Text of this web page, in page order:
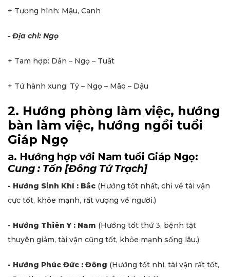
+ Tương hình: Mậu, Canh
- Địa chi: Ngọ
+ Tam hợp: Dần – Ngọ – Tuất
+ Tứ hành xung: Tý – Ngọ – Mão – Dậu
2. Hướng phòng làm việc, hướng
bàn làm việc, hướng ngồi tuổi
Giáp Ngọ
a. Hướng hợp với Nam tuổi Giáp Ngọ:
Cung : Tốn [Đông Tứ Trạch]
- Hướng Sinh Khí : Bắc (Hướng tốt nhất, chỉ về tài vận
cực tốt, khỏe mạnh, rất vượng về người.)
- Hướng Thiên Y : Nam (Hướng tốt thứ 3, bệnh tật
thuyên giảm, tài vận cũng tốt, khỏe mạnh sống lâu.)
- Hướng Phúc Đức : Đông (Hướng tốt nhì, tài vận rất tốt,